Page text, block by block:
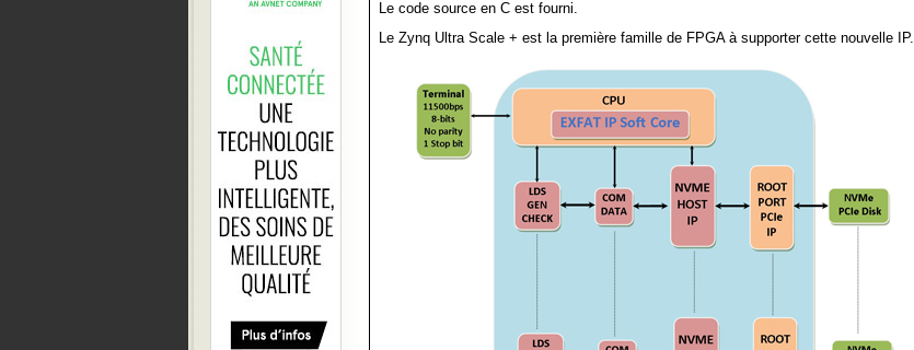
Le code source en C est fourni.
Le Zynq Ultra Scale + est la première famille de FPGA à supporter cette nouvelle IP.